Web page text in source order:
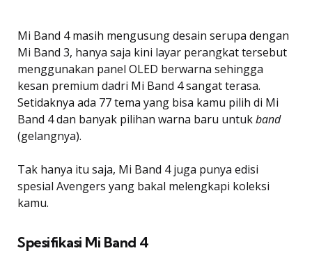
Mi Band 4 masih mengusung desain serupa dengan
Mi Band 3, hanya saja kini layar perangkat tersebut
menggunakan panel OLED berwarna sehingga
kesan premium dadri Mi Band 4 sangat terasa.
Setidaknya ada 77 tema yang bisa kamu pilih di Mi
Band 4 dan banyak pilihan warna baru untukband
(gelangnya).
Tak hanya itu saja, Mi Band 4 juga punya edisi
spesial Avengers yang bakal melengkapi koleksi
kamu.
Spesifikasi Mi Band 4